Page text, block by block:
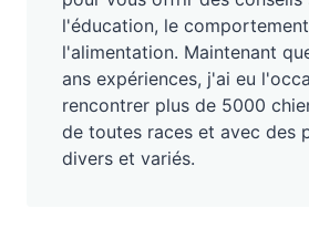
l'éducation, le
l'alimentation. Maintenant
ans expériences, j'ai eu
rencontrer plus de 5000
de toutes races et avec des
divers et variés.